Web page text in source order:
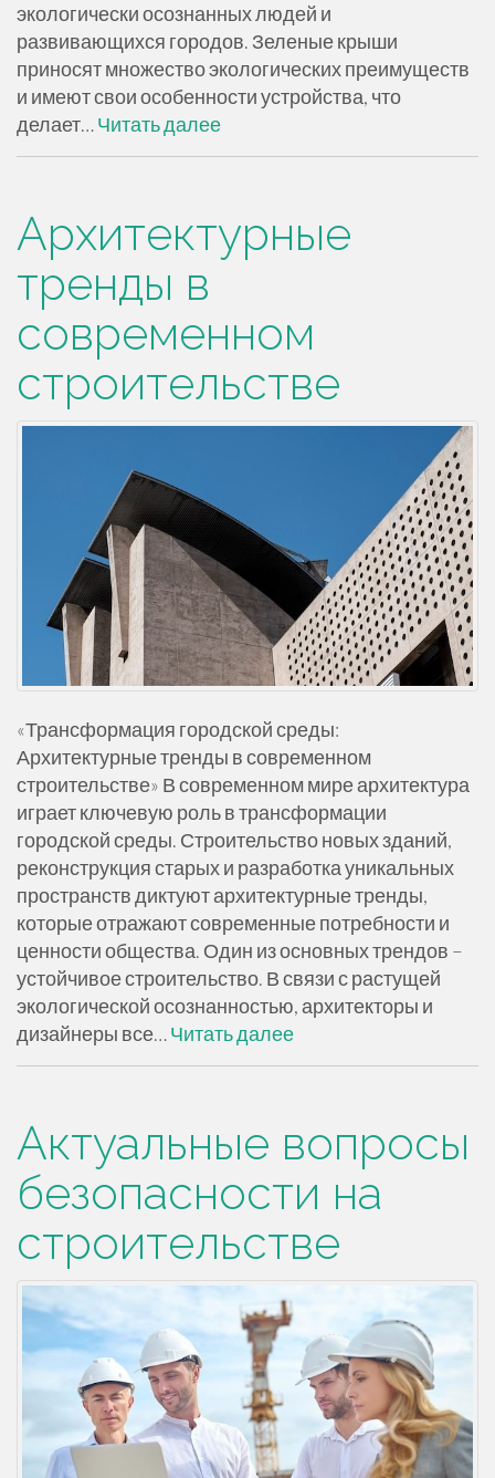
экологически осознанных людей и
развивающихся городов. Зеленые крыши
приносят множество экологических преимуществ
и имеют свои особенности устройства, что
делает…Читать далее
Архитектурные
тренды в
современном
строительстве
«Трансформация городской среды:
Архитектурные тренды в современном
строительстве» В современном мире архитектура
играет ключевую роль в трансформации
городской среды. Строительство новых зданий,
реконструкция старых и разработка уникальных
пространств диктуют архитектурные тренды,
которые отражают современные потребности и
ценности общества. Один из основных трендов –
устойчивое строительство. В связи с растущей
экологической осознанностью, архитекторы и
дизайнеры все…Читать далее
Актуальные вопросы
безопасности на
строительстве